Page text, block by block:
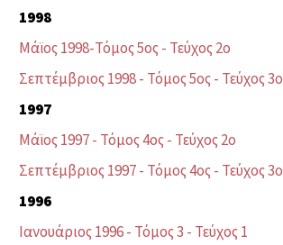
1998
Μάϊος 1998-Τόμος 5ος - Τεύχος 2ο
Σεπτέμβριος 1998 - Τόμος 5ος - Τεύχος 3ο
1997
Μάϊος 1997 - Τόμος 4ος - Τεύχος 2ο
Σεπτέμβριος 1997 - Τόμος 4ος - Τεύχος 3ο
1996
Ιανουάριος 1996 - Τόμος 3 - Τεύχος 1